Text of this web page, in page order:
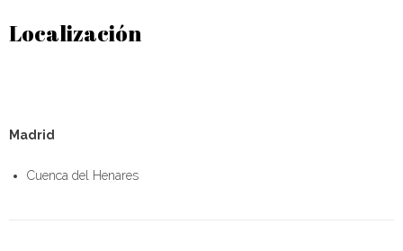
Localización
Madrid
Cuenca del Henares